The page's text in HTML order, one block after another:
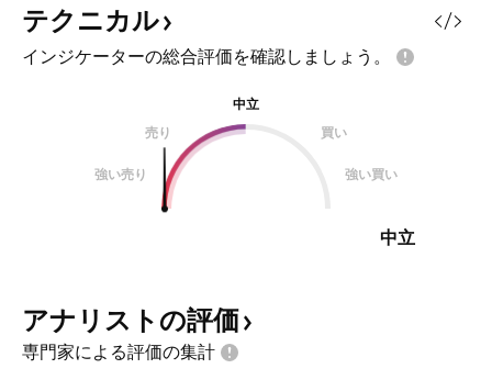
テクニカル
インジケーターの総合評価を確認しましょう。
中立
売り
買い
強い売り 強い買い
中立
アナリストの評価
専門家による評価の集計